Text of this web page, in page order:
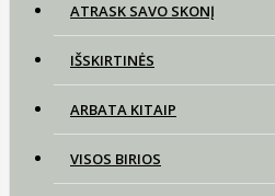
ATRASK SAVO SKONĮ
IŠSKIRTINĖS
ARBATA KITAIP
VISOS BIRIOS